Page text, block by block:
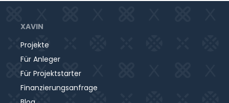
XAVIN
Projekte
Für Anleger
Für Projektstarter
Finanzierungsanfrage